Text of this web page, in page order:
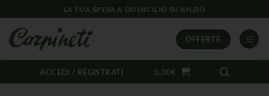
LA TUA SPESA A DOMICILIO SU ANZIO
OFFERTE
ACCEDI / REGISTRATI 0,00€